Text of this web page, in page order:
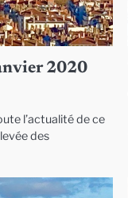
2020
l’actualité de ce
des